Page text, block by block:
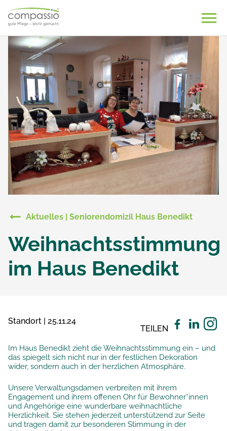
content
Aktuelles | Seniorendomizil Haus Benedikt
Weihnachtsstimmung
im Haus Benedikt
Standort | 25.11.24
TEILEN
Im Haus Benedikt zieht die Weihnachtsstimmung ein – und
das spiegelt sich nicht nur in der festlichen Dekoration
wider, sondern auch in der herzlichen Atmosphäre.
Unsere Verwaltungsdamen verbreiten mit ihrem
Engagement und ihrem offenen Ohr für Bewohner*innen
und Angehörige eine wunderbare weihnachtliche
Herzlichkeit. Sie stehen jederzeit unterstützend zur Seite
und tragen damit zur besonderen Stimmung in der